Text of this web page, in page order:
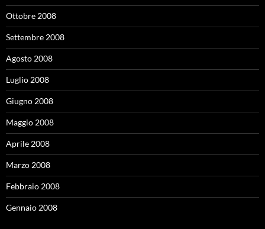
Ottobre 2008
Settembre 2008
Agosto 2008
Luglio 2008
Giugno 2008
Maggio 2008
Aprile 2008
Marzo 2008
Febbraio 2008
Gennaio 2008